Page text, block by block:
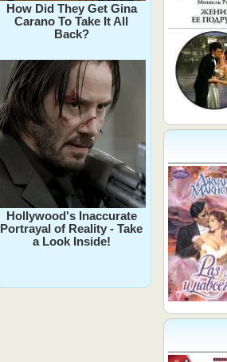
How Did They Get Gina
Carano To Take It All
Back?
Hollywood's Inaccurate
Portrayal of Reality - Take
a Look Inside!